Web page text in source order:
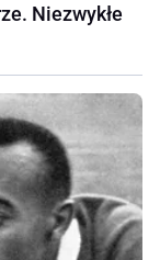
Niezwykłe